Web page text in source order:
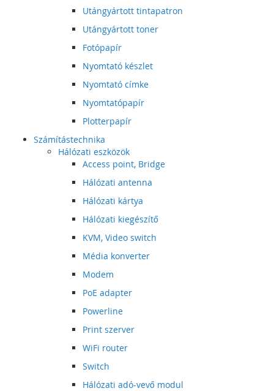
Utángyártott tintapatron
Utángyártott toner
Fotópapír
Nyomtató készlet
Nyomtató címke
Nyomtatópapír
Plotterpapír
Számítástechnika
Hálózati eszközök
Access point, Bridge
Hálózati antenna
Hálózati kártya
Hálózati kiegészítő
KVM, Video switch
Média konverter
Modem
PoE adapter
Powerline
Print szerver
WiFi router
Switch
Hálózati adó-vevő modul